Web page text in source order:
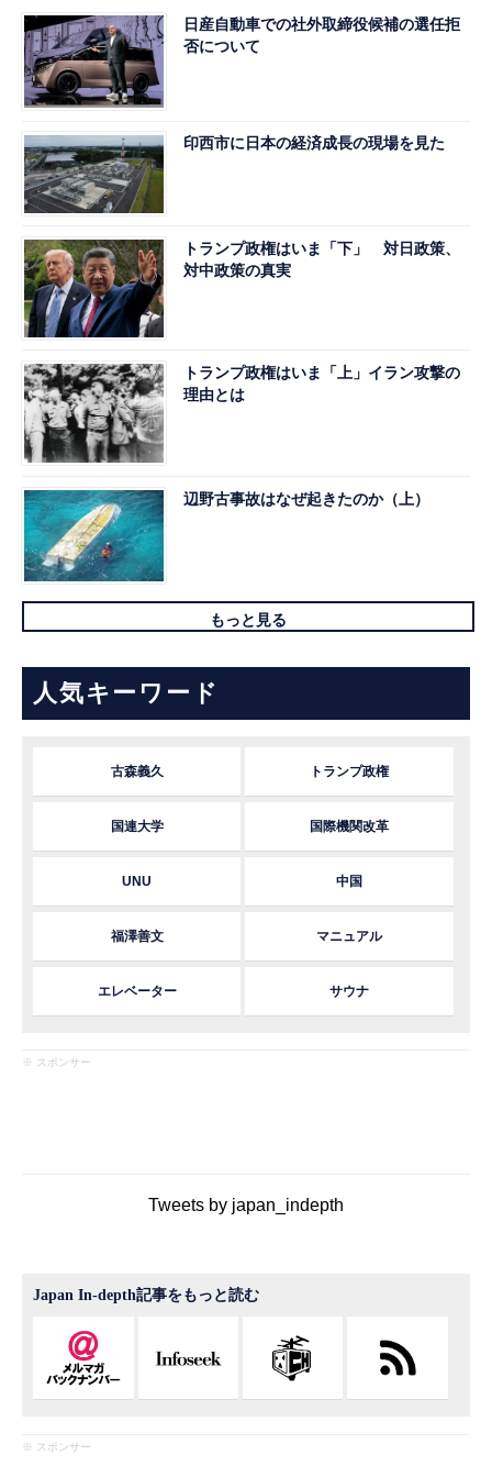
日産自動車での社外取締役候補の選任拒
否について
印西市に日本の経済成長の現場を見た
トランプ政権はいま「下」 対日政策、
対中政策の真実
トランプ政権はいま「上」イラン攻撃の
理由とは
辺野古事故はなぜ起きたのか（上）
もっと見る
人気キーワード
古森義久 トランプ政権
国連大学 国際機関改革
UNU 中国
福澤善文 マニュアル
エレベーター サウナ
※ スポンサー
Tweets by japan_indepth
Japan In-depth記事をもっと読む
※ スポンサー